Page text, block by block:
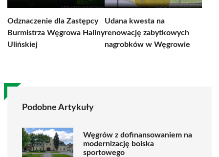
Odznaczenie dla Zastępcy
Burmistrza Węgrowa Haliny
Ulińskiej
Udana kwesta na
renowację zabytkowych
nagrobków w Węgrowie
Podobne Artykuły
Węgrów z dofinansowaniem na
modernizację boiska
sportowego